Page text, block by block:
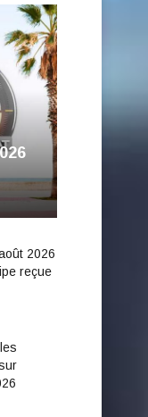
2026
reçue